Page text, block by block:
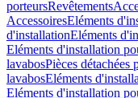
porteursRevêtements
AccessoiresEléments
d'installationEléments
Eléments d'installation
lavabosPièces
lavabosEléments
Eléments d'installation